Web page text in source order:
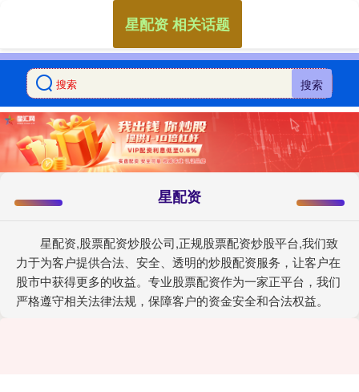
搜索
星配资
星配资,股票配资炒股公司,正规股票配资炒股平台,我们致
力于为客户提供合法、安全、透明的炒股配资服务，让客户在
股市中获得更多的收益。专业股票配资作为一家正平台，我们
严格遵守相关法律法规，保障客户的资金安全和合法权益。
星配资 相关话题